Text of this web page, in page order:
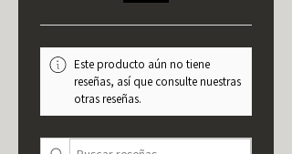
Este producto aún no tiene
reseñas, así que consulte nuestras
otras reseñas.